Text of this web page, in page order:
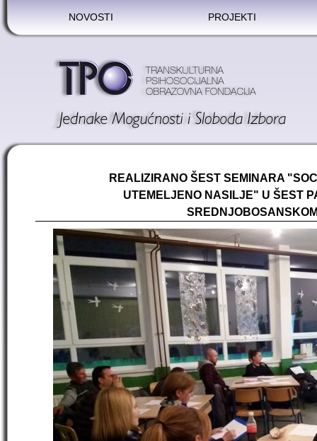
NOVOSTI PROJEKTI
REALIZIRANO ŠEST SEMINARA
UTEMELJENO NASILJE" U ŠEST